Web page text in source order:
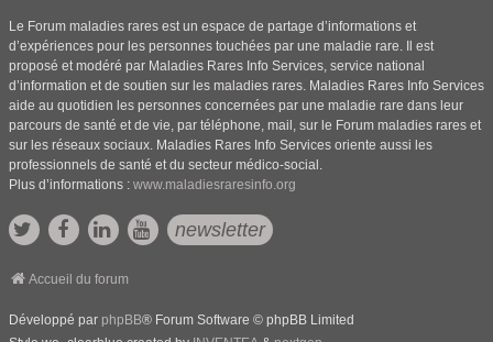
Le Forum maladies rares est un espace de partage d’informations et
d’expériences pour les personnes touchées par une maladie rare. Il est
proposé et modéré par Maladies Rares Info Services, service national
d’information et de soutien sur les maladies rares. Maladies Rares Info Services
aide au quotidien les personnes concernées par une maladie rare dans leur
parcours de santé et de vie, par téléphone, mail, sur le Forum maladies rares et
sur les réseaux sociaux. Maladies Rares Info Services oriente aussi les
professionnels de santé et du secteur médico-social.
Plus d’informations : www.maladiesraresinfo.org
newsletter
Accueil du forum
Développé par phpBB® Forum Software © phpBB Limited